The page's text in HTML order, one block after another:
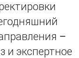
–
и экспертное